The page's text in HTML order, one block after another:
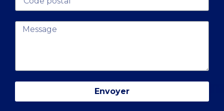
Envoyer